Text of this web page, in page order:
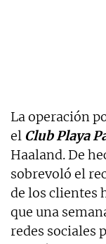
La operación
el Club Playa
Haaland. De
sobrevoló el
de los clientes
que una
redes sociales